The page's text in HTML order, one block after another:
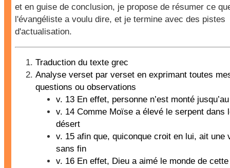
et en guise de conclusion, je propose de résumer ce
l'évangéliste a voulu dire, et je termine avec des pistes
d'actualisation.
Traduction du texte grec
Analyse verset par verset en exprimant toutes
questions ou observations
v. 13 En effet, personne n’est monté
v. 14 Comme Moïse a élevé le serpent dans
désert
v. 15 afin que, quiconque croit en lui, ait une
sans fin
v. 16 En effet, Dieu a aimé le monde de cette